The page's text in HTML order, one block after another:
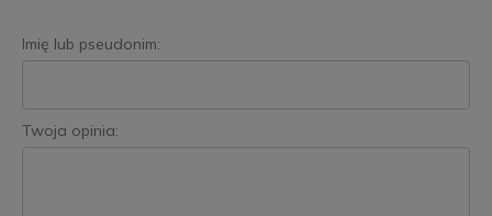
Imię lub pseudonim:
Twoja opinia: